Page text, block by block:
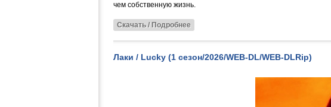
чем собственную жизнь.
Скачать / Подробнее
Лаки / Lucky (1 сезон/2026/WEB-DL/WEB-DLRip)